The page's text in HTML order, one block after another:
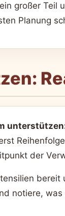
großer
Planung
der
notiere,